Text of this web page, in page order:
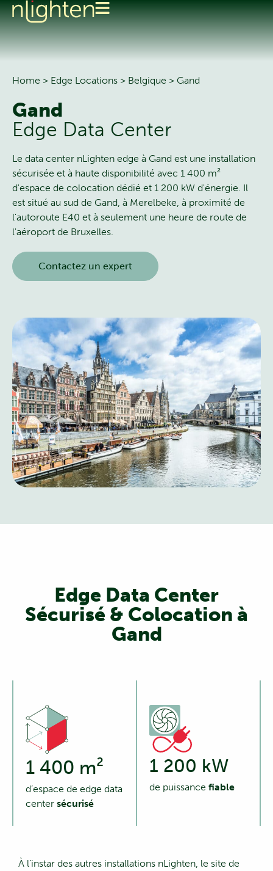
Home > Edge Locations > Belgique > Gand
Gand
Edge Data Center
Le data center nLighten edge à Gand est une installation
sécurisée et à haute disponibilité avec 1 400 m²
d'espace de colocation dédié et 1 200 kW d'énergie. Il
est situé au sud de Gand, à Merelbeke, à proximité de
l'autoroute E40 et à seulement une heure de route de
l'aéroport de Bruxelles.
Contactez un expert
Edge Data Center
Sécurisé & Colocation à
Gand
1 400 m²
d’espace de edge data
center sécurisé
1 200 kW
de puissancefiable
À l’instar des autres installations nLighten, le site de